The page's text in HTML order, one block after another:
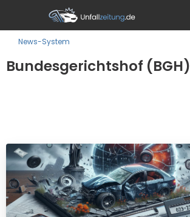
News-System
Bundesgerichtshof (BGH)